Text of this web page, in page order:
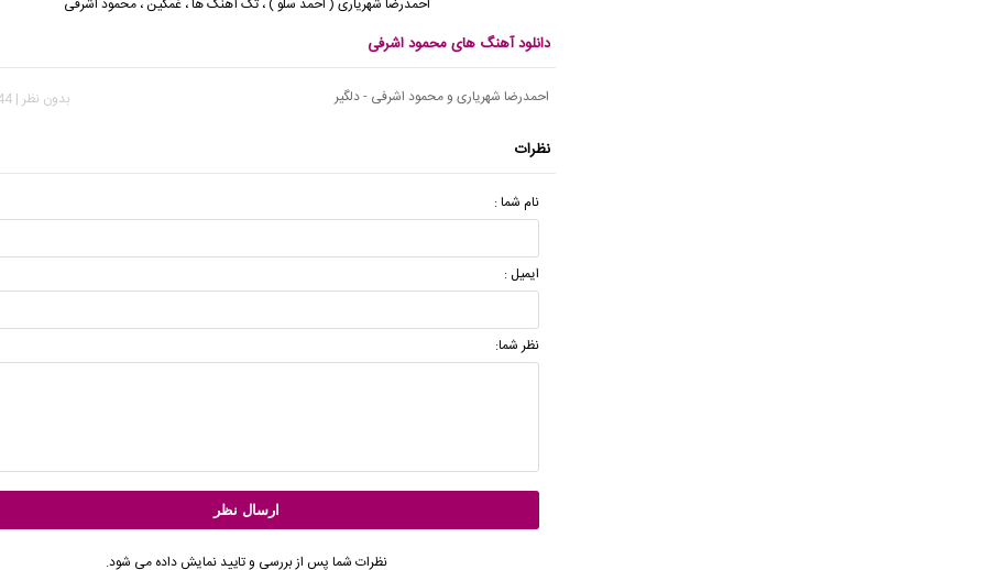
دانلود آهنگ های محمود اشرفی
احمدرضا شهریاری و محمود اشرفی - دلگیر بدون نظر | 2,844 بازدید
نظرات
نام شما :
ایمیل :
نظر شما:
نظرات شما پس از بررسی و تایید نمایش داده می شود.